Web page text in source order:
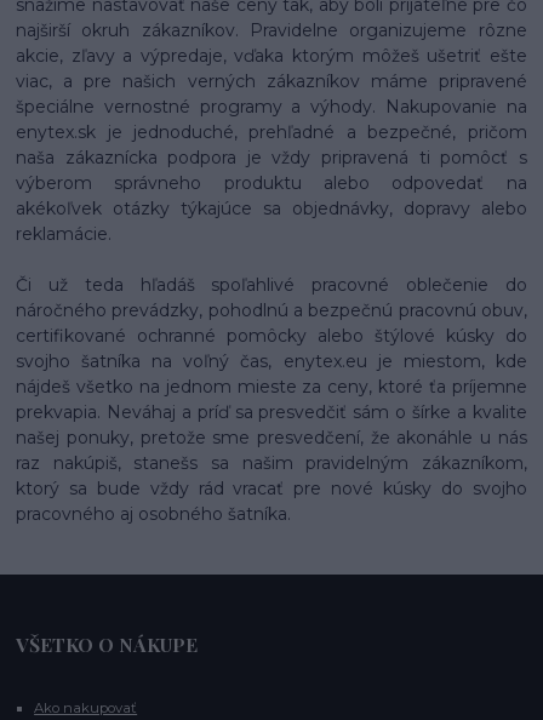
snažíme nastavovať naše ceny tak, aby boli prijateľné pre čo
najširší okruh zákazníkov. Pravidelne organizujeme rôzne
akcie, zľavy a výpredaje, vďaka ktorým môžeš ušetriť ešte
viac, a pre našich verných zákazníkov máme pripravené
špeciálne vernostné programy a výhody. Nakupovanie na
enytex.sk je jednoduché, prehľadné a bezpečné, pričom
naša zákaznícka podpora je vždy pripravená ti pomôcť s
výberom správneho produktu alebo odpovedať na
akékoľvek otázky týkajúce sa objednávky, dopravy alebo
reklamácie.
Či už teda hľadáš spoľahlivé pracovné oblečenie do
náročného prevádzky, pohodlnú a bezpečnú pracovnú obuv,
certifikované ochranné pomôcky alebo štýlové kúsky do
svojho šatníka na voľný čas, enytex.eu je miestom, kde
nájdeš všetko na jednom mieste za ceny, ktoré ťa príjemne
prekvapia. Neváhaj a príď sa presvedčiť sám o šírke a kvalite
našej ponuky, pretože sme presvedčení, že akonáhle u nás
raz nakúpiš, stanešs sa našim pravidelným zákazníkom,
ktorý sa bude vždy rád vracať pre nové kúsky do svojho
pracovného aj osobného šatníka.
VŠETKO O NÁKUPE
Ako nakupovať